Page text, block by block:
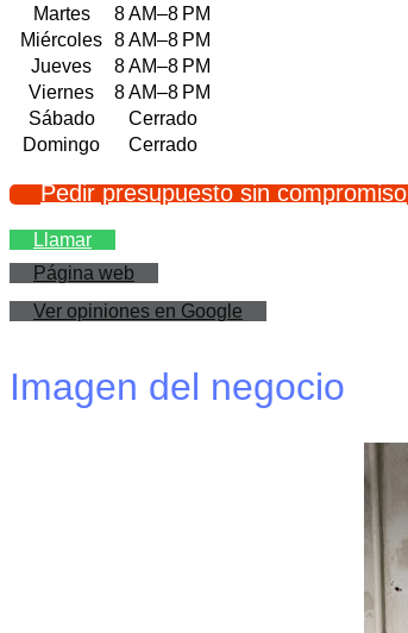
Martes
8 AM–8 PM
Miércoles 8 AM–8 PM
Jueves
8 AM–8 PM
Viernes
8 AM–8 PM
Sábado
Cerrado
Domingo
Cerrado
Pedir presupuesto sin compromiso
Llamar
Página web
Ver opiniones en Google
Imagen del negocio